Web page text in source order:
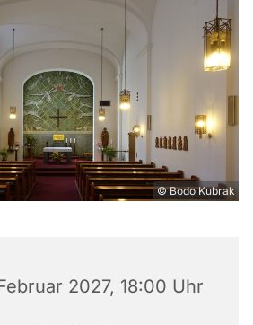
© Bodo Kubrak
2027, 18:00 Uhr